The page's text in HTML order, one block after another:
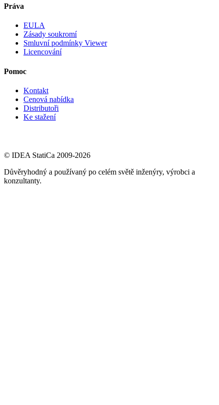
Práva
EULA
Zásady soukromí
Smluvní podmínky Viewer
Licencování
Pomoc
Kontakt
Cenová nabídka
Distributoři
Ke stažení
© IDEA StatiCa 2009-2026
Důvěryhodný a používaný po celém světě inženýry, výrobci a
konzultanty.